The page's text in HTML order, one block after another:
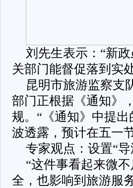
刘先生表示：“新
关部门能督促落到实
昆明市旅游监察支
部门正根据《通知》
规。“《通知》中提
波透露，预计在五一
专家观点：设置“
“这件事看起来微
全，也影响到旅游服